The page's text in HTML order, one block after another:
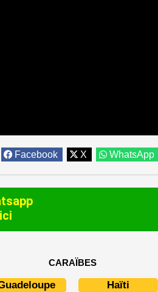
Facebook X WhatsApp
CARAÏBES
Haïti